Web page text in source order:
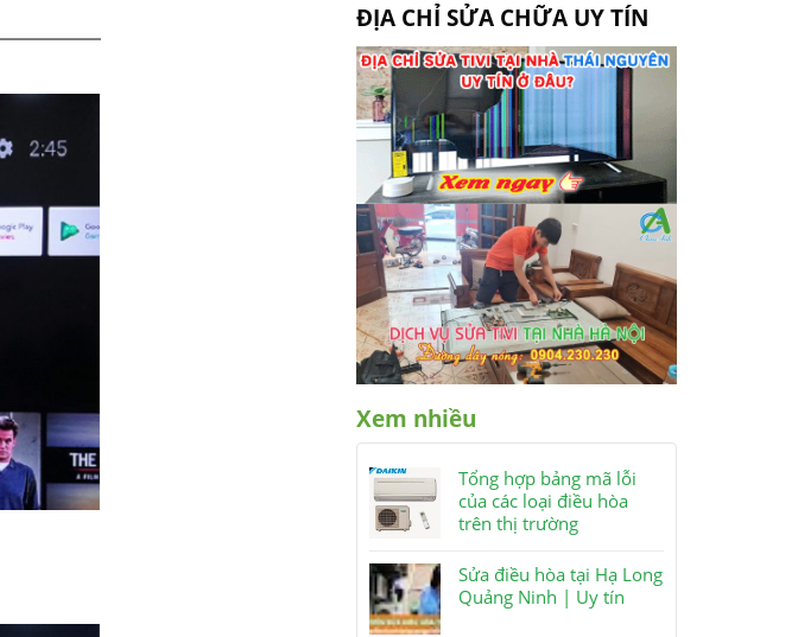
ĐỊA CHỈ SỬA CHỮA UY TÍN
Xem nhiều
Tổng hợp bảng mã lỗi
của các loại điều hòa
trên thị trường
Sửa điều hòa tại Hạ Long
Quảng Ninh | Uy tín